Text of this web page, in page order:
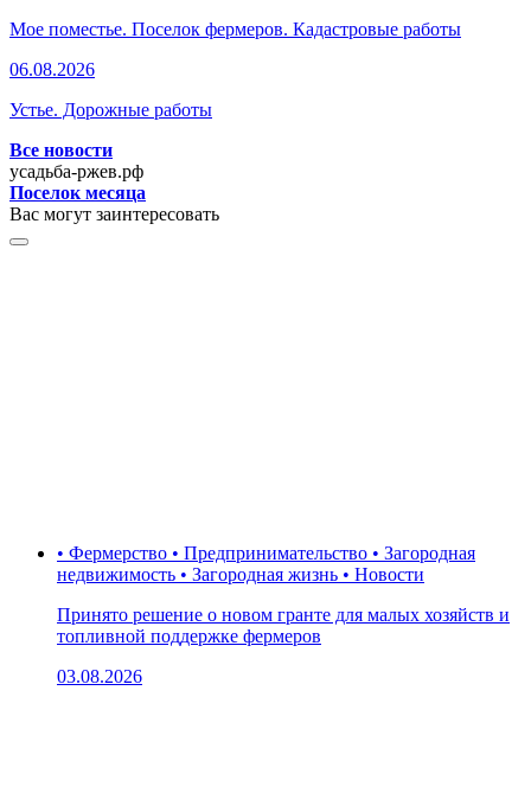
Мое поместье. Поселок фермеров. Кадастровые работы
06.08.2026
Устье. Дорожные работы
Все новости
усадьба-ржев.рф
Поселок месяца
Вас могут заинтересовать
• Фермерство • Предпринимательство • Загородная
недвижимость • Загородная жизнь • Новости
Принято решение о новом гранте для малых хозяйств и
топливной поддержке фермеров
03.08.2026